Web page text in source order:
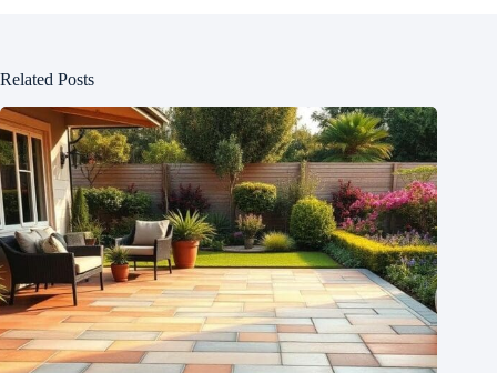
Related Posts